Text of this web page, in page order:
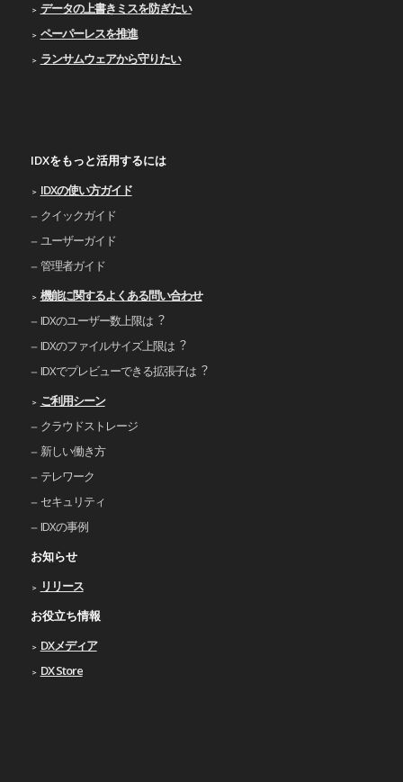
データの上書きミスを防ぎたい
ペーパーレスを推進
ランサムウェアから守りたい
IDXをもっと活用するには
IDXの使い⽅ガイド
クイックガイド
ユーザーガイド
管理者ガイド
機能に関するよくある問い合わせ
IDXのユーザー数上限は︖
IDXのファイルサイズ上限は︖
IDXでプレビューできる拡張⼦は︖
ご利⽤シーン
クラウドストレージ
新しい働き⽅
テレワーク
セキュリティ
IDXの事例
お知らせ
リリース
お役立ち情報
DXメディア
DX Store